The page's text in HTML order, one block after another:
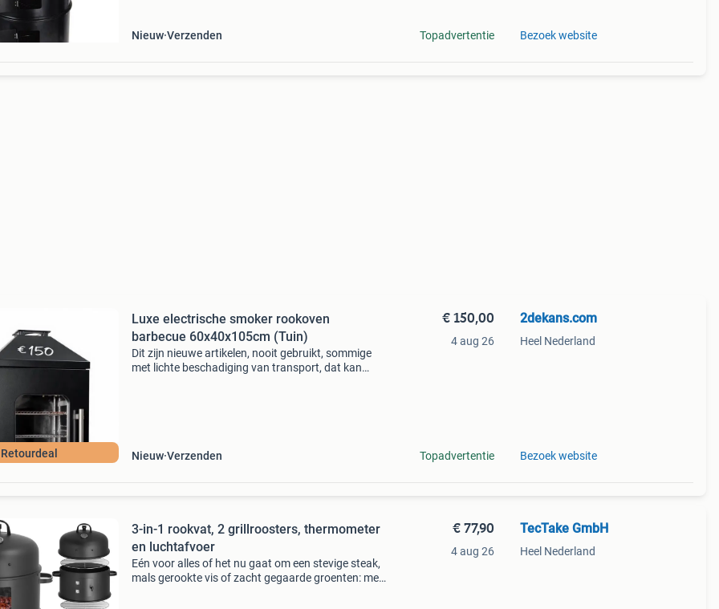
Nieuw Verzenden Topadvertentie Bezoek website
Retourdeal
Luxe electrische smoker rookoven
barbecue 60x40x105cm (Tuin)
Dit zijn nieuwe artikelen, nooit gebruikt, sommige
met lichte beschadiging van transport, dat kan
Nieuw Verzenden
€ 150,00
4 aug 26
Topadvertentie
2dekans.com
Heel Nederland
Bezoek website
3-in-1 rookvat, 2 grillroosters, thermometer
en luchtafvoer
Eén voor alles of het nu gaat om een stevige steak,
mals gerookte vis of zacht gegaarde groenten: met
€ 77,90
4 aug 26
TecTake GmbH
Heel Nederland